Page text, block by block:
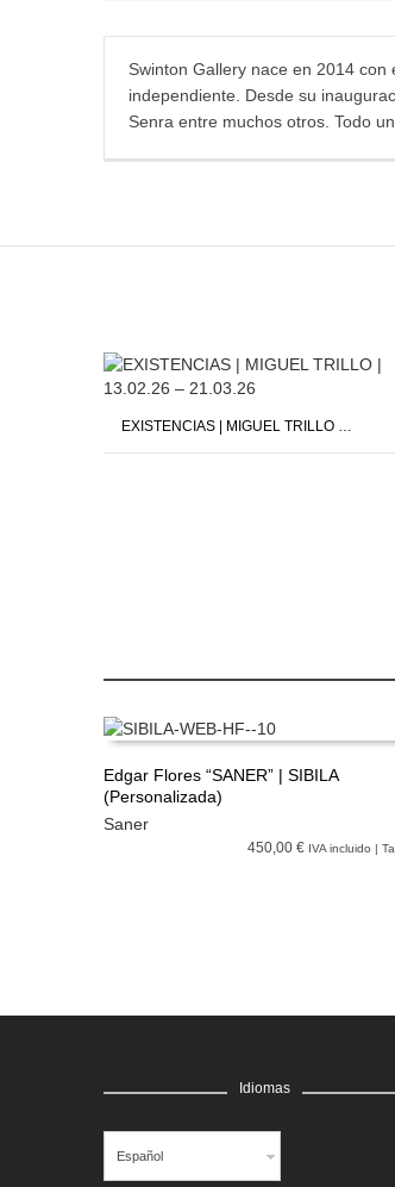
Swinton Gallery nace en 2014
independiente. Desde su
Senra entre muchos otros. Todo
Edgar Flores “SANER” | SIBILA
(Personalizada)
Saner
450,00 € IVA incluido |
Idiomas
Español